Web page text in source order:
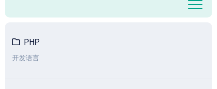
PHP
开发语言